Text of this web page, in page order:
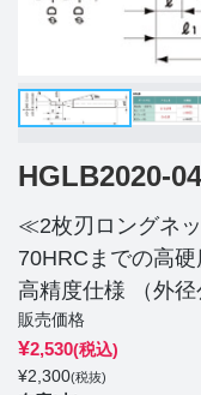
HGLB2020-
≪2枚刃ロングネ
70HRCまでの高硬
高精度仕様 （外径
販売価格
¥2,530(税込)
¥2,300(税抜)